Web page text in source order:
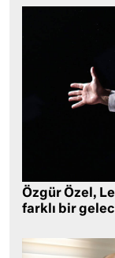
Özgür Özel,
farklı bir